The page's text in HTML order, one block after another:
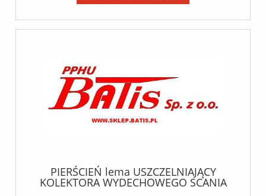
PIERŚCIEŃ lema USZCZELNIAJĄCY
KOLEKTORA WYDECHOWEGO SCANIA